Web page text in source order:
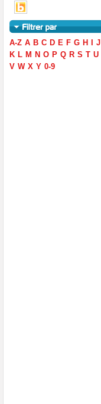
A-Z A B C D E F G H
J
K L M N O P Q R S T U
V W X Y 0-9